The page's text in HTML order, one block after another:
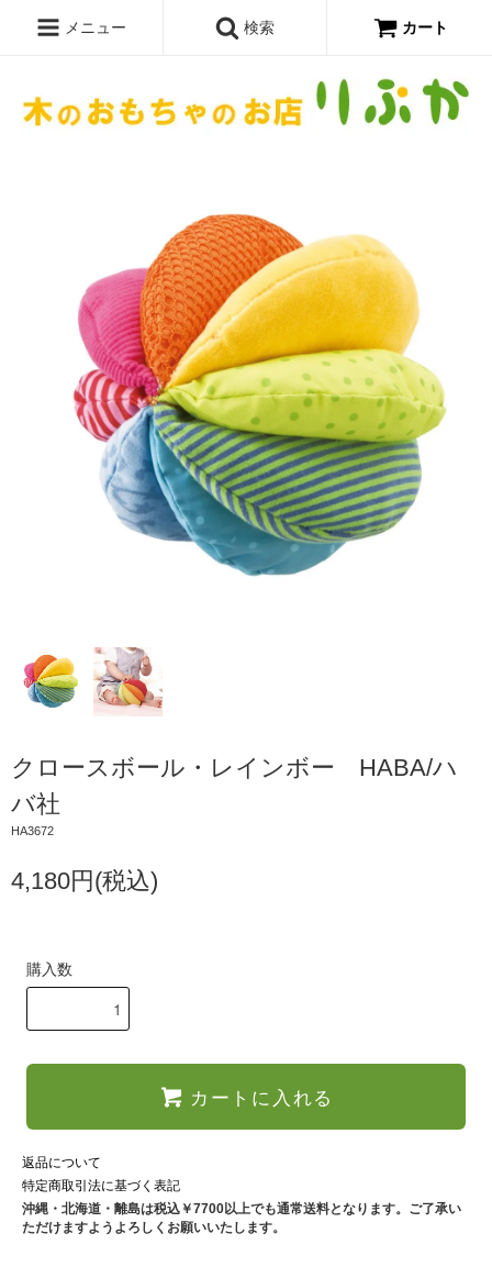
メニュー 検索 カート
クロースボール・レインボー HABA/ハ
バ社
HA3672
4,180円(税込)
購入数
カートに入れる
返品について
特定商取引法に基づく表記
沖縄・北海道・離島は税込￥7700以上でも通常送料となります。ご了承い
ただけますようよろしくお願いいたします。